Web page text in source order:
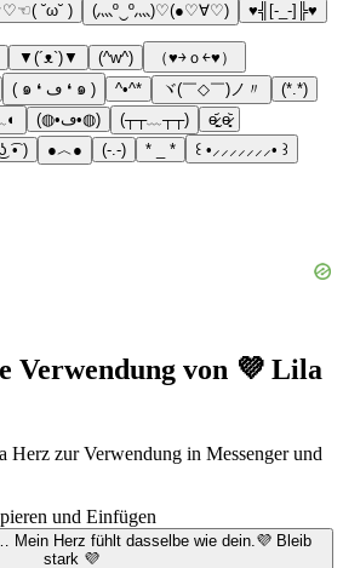
˘ω˘ ) (灬º‿º灬)♡(●♡∀♡) ♥╣[-_-]╠♥
▼(´ᴥ`)▼ (^w^)
（♥￫ｏ￩♥）
( ๑ ❛ ڡ ❛ ๑ ) ^•^* ヾ(￣◇￣)ノ〃
(*.*)
(◍•ڡ•◍) (┬┬﹏┬┬)
ɵ̷̥̥᷄ˬɵ̷̥̥᷅
͡• ) ●︿● (-.-) * _ *
꒰ •⸝⸝⸝⸝⸝⸝⸝• ꒱
Verwendung von 💜 Lila
Herz zur Verwendung in Messenger und
und Einfügen
Mein Herz fühlt dasselbe wie dein.💜 Bleib
stark 💜